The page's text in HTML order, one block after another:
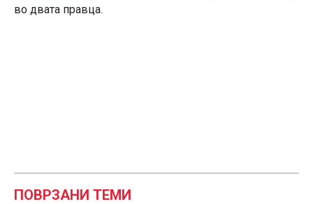
во двата правца.
ПОВРЗАНИ ТЕМИ